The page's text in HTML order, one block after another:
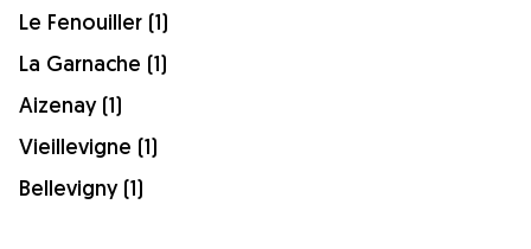
Le Fenouiller (1)
La Garnache (1)
Aizenay (1)
Vieillevigne (1)
Bellevigny (1)